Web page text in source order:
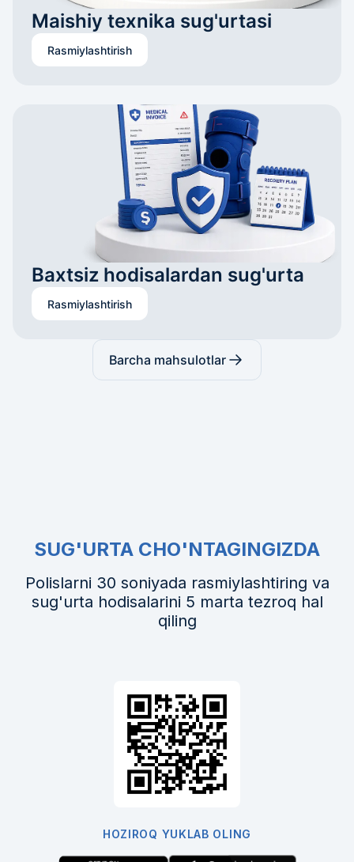
Maishiy texnika sug'urtasi
Rasmiylashtirish
Baxtsiz hodisalardan sug'urta
Rasmiylashtirish
Barcha mahsulotlar
SUG'URTA CHO'NTAGINGIZDA
Polislarni 30 soniyada rasmiylashtiring va
sug'urta hodisalarini 5 marta tezroq hal
qiling
HOZIROQ YUKLAB OLING